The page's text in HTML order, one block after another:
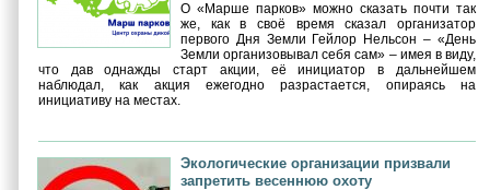
О «Марше парков» можно сказать почти так
же, как в своё время сказал организатор
первого Дня Земли Гейлор Нельсон – «День
Земли организовывал себя сам» – имея в виду,
что дав однажды старт акции, её инициатор в дальнейшем
наблюдал, как акция ежегодно разрастается, опираясь на
инициативу на местах.
Экологические организации призвали
запретить весеннюю охоту